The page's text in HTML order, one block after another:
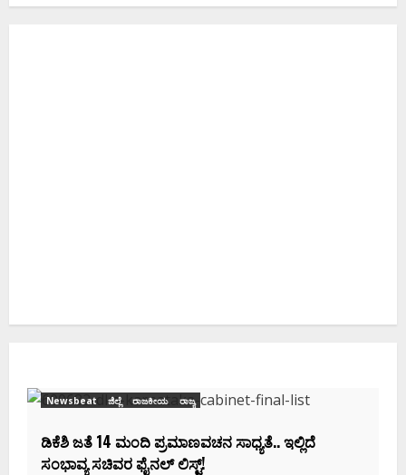
ರಾಜಕೀಯ ರಾಜ್ಯ
ಪ್ರಮಾಣವಚನ ಸಾಧ್ಯತೆ.. ಇಲ್ಲಿದೆ
ಫೈನಲ್ ಲಿಸ್ಟ್‌!